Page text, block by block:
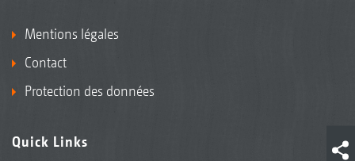
Mentions légales
Contact
Protection des données
Quick Links